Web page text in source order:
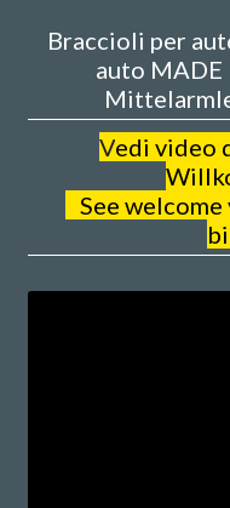
Braccioli per
auto MADE
Vedi video
See